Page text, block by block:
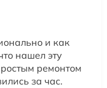
и как
нашел эту
ремонтом
за час.